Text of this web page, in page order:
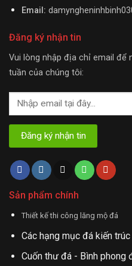
Email:
Đăng ký nhận tin
Vui lòng nhập địa chỉ email để
tuần của chúng tôi:
Sản phẩm chính
Thiết kế thi công lăng mộ đá
Các hạng mục đá kiến trúc
Cuốn thư đá - Bình phong